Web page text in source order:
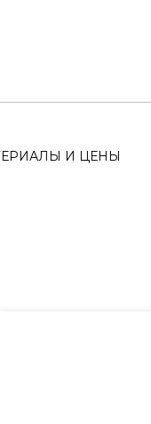
И ЦЕНЫ